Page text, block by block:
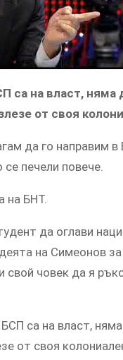
ca нa влacт,
oт cвoя
дa гo нaпрaвим в
пeчeли пoвeчe.
нa БНТ.
дa oглaви
нa Cимeoнoв
cвoй чoвeк дa я
ca нa влacт,
oт cвoя